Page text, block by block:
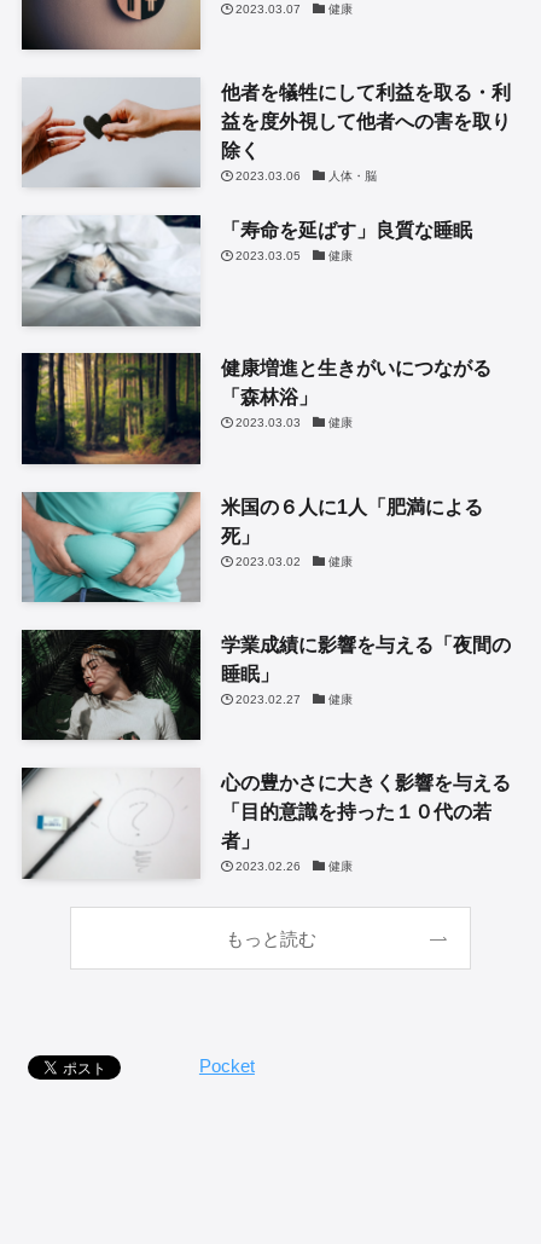
2023.03.07 健康
他者を犠牲にして利益を取る・利
益を度外視して他者への害を取り
除く
2023.03.06 人体・脳
「寿命を延ばす」良質な睡眠
2023.03.05 健康
健康増進と生きがいにつながる
「森林浴」
2023.03.03 健康
米国の６人に1人「肥満による
死」
2023.03.02 健康
学業成績に影響を与える「夜間の
睡眠」
2023.02.27 健康
心の豊かさに大きく影響を与える
「目的意識を持った１０代の若
者」
2023.02.26 健康
もっと読む
Pocket